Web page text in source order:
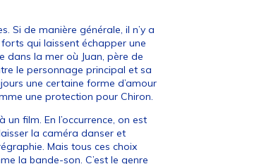
Si de manière générale, il n’y a
qui laissent échapper une
dans la mer où Juan, père de
le personnage principal et sa
une certaine forme d’amour
une protection pour Chiron.
film. En l’occurrence, on est
la caméra danser et
Mais tous ces choix
la bande-son. C’est le genre